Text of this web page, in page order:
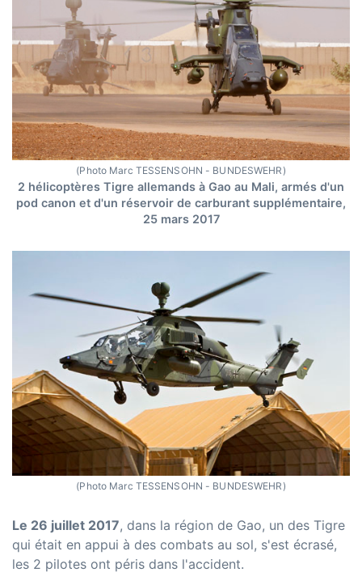
(Photo Marc TESSENSOHN - BUNDESWEHR)
2 hélicoptères Tigre allemands à Gao au Mali, armés d'un
pod canon et d'un réservoir de carburant supplémentaire,
25 mars 2017
(Photo Marc TESSENSOHN - BUNDESWEHR)
Le 26 juillet 2017, dans la région de Gao, un des Tigre
qui était en appui à des combats au sol, s'est écrasé,
les 2 pilotes ont péris dans l'accident.